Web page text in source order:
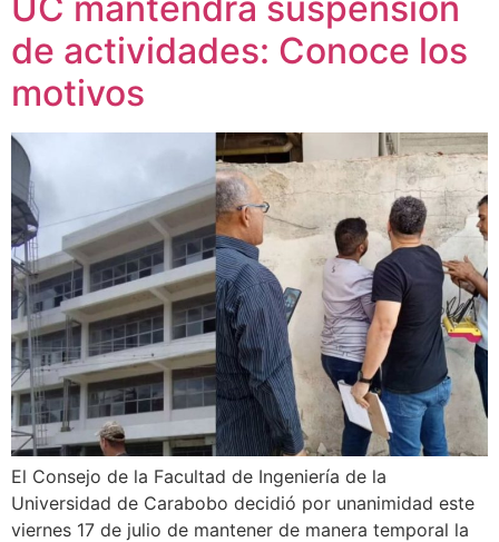
de actividades: Conoce los
motivos
El Consejo de la Facultad de Ingeniería de la
Universidad de Carabobo decidió por unanimidad este
viernes 17 de julio de mantener de manera temporal la